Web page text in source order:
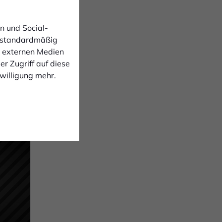
und Social-
Medien
Zugriff auf diese
mehr.
Für